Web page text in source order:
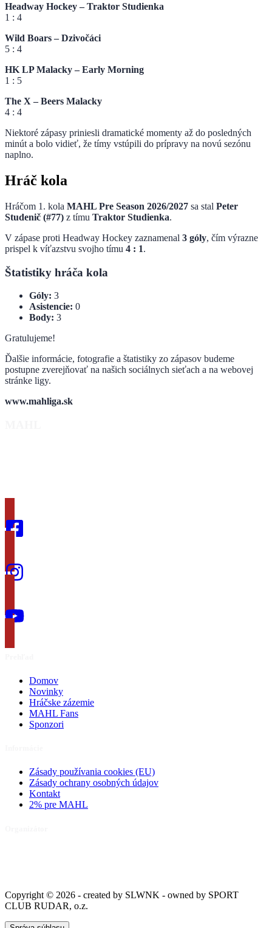
Headway Hockey – Traktor Studienka
1 : 4
Wild Boars – Dzivočáci
5 : 4
HK LP Malacky – Early Morning
1 : 5
The X – Beers Malacky
4 : 4
Niektoré zápasy priniesli dramatické momenty až do posledných
minút a bolo vidieť, že tímy vstúpili do prípravy na novú sezónu
naplno.
Hráč kola
Hráčom 1. kola MAHL Pre Season 2026/2027 sa stal Peter
Studenič (#77) z tímu Traktor Studienka.
V zápase proti Headway Hockey zaznamenal 3 góly, čím výrazne
prispel k víťazstvu svojho tímu 4 : 1.
Štatistiky hráča kola
Góly: 3
Asistencie: 0
Body: 3
Gratulujeme!
Ďalšie informácie, fotografie a štatistiky zo zápasov budeme
postupne zverejňovať na našich sociálnych sieťach a na webovej
stránke ligy.
www.mahliga.sk
Domov
Novinky
Hráčske zázemie
MAHL Fans
Sponzori
Zásady používania cookies (EU)
Zásady ochrany osobných údajov
Kontakt
2% pre MAHL
Copyright © 2026 - created by SLWNK - owned by SPORT
CLUB RUDAR, o.z.